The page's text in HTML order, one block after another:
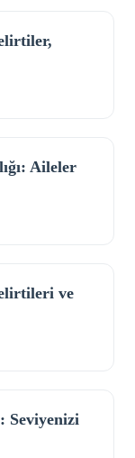
Aileler
ve
Seviyenizi